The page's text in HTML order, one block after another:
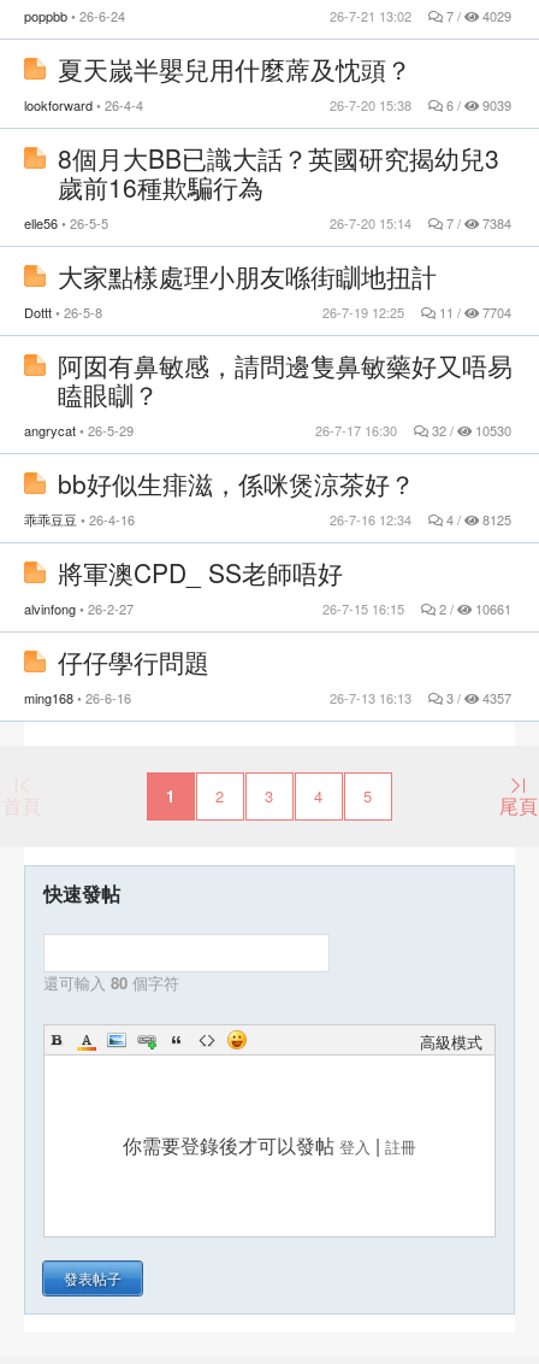
poppbb 26-6-24 7 / 4029
26-7-21 13:02
夏天嵗半嬰兒用什麼蓆及忱頭？
lookforward 26-4-4 6 / 9039
26-7-20 15:38
8個月大BB已識大話？英國研究揭幼兒3
歲前16種欺騙行為
elle56 26-5-5 7 / 7384
26-7-20 15:14
大家點樣處理小朋友喺街瞓地扭計
Dottt 26-5-8 11 / 7704
26-7-19 12:25
阿囡有鼻敏感，請問邊隻鼻敏藥好又唔易
瞌眼瞓？
angrycat 26-5-29 32 / 10530
26-7-17 16:30
bb好似生痱滋，係咪煲涼茶好？
乖乖豆豆 26-4-16 4 / 8125
26-7-16 12:34
將軍澳CPD_ SS老師唔好
alvinfong 26-2-27 2 / 10661
26-7-15 16:15
仔仔學行問題
ming168 26-6-16 3 / 4357
26-7-13 16:13
首頁 1 2 3 4 5 尾頁
快速發帖
還可輸入 80 個字符
高級模式
你需要登錄後才可以發帖 登入 | 註冊
發表帖子